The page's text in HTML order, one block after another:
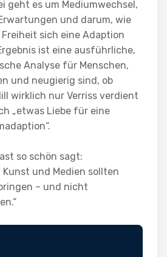
geht es um Mediumwechsel,
und darum, wie
sich eine Adaption
ist eine ausführliche,
Analyse für Menschen,
und neugierig sind, ob
wirklich nur Verriss verdient
„etwas Liebe für eine
so schön sagt:
Kunst und Medien sollten
– und nicht